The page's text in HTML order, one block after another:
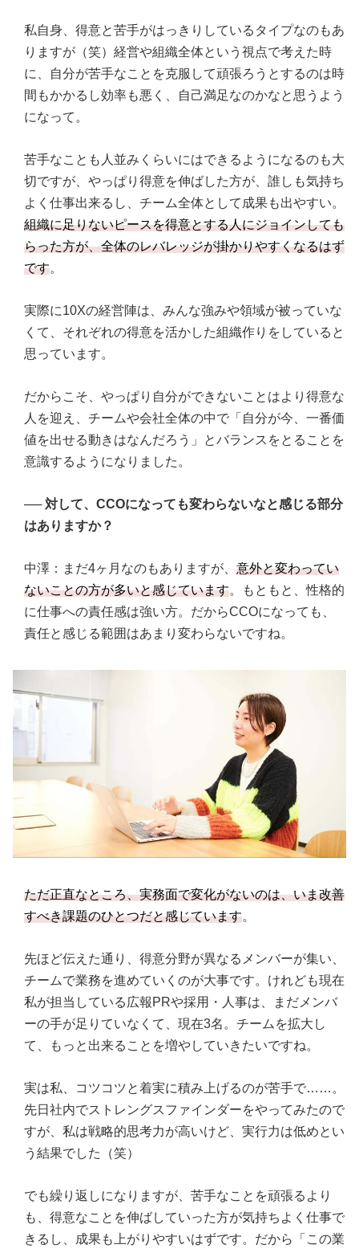
私自身、得意と苦手がはっきりしているタイプなのもあ
りますが（笑）経営や組織全体という視点で考えた時
に、自分が苦手なことを克服して頑張ろうとするのは時
間もかかるし効率も悪く、自己満足なのかなと思うよう
になって。
苦手なことも人並みくらいにはできるようになるのも大
切ですが、やっぱり得意を伸ばした方が、誰しも気持ち
よく仕事出来るし、チーム全体として成果も出やすい。
組織に足りないピースを得意とする人にジョインしても
らった方が、全体のレバレッジが掛かりやすくなるはず
です。
実際に10Xの経営陣は、みんな強みや領域が被っていな
くて、それぞれの得意を活かした組織作りをしていると
思っています。
だからこそ、やっぱり自分ができないことはより得意な
人を迎え、チームや会社全体の中で「自分が今、一番価
値を出せる動きはなんだろう」とバランスをとることを
意識するようになりました。
──対して、CCOになっても変わらないなと感じる部分
はありますか？
中澤：まだ4ヶ月なのもありますが、 意外と変わってい
ないことの方が多いと感じています。もともと、性格的
に仕事への責任感は強い方。だからCCOになっても、
責任と感じる範囲はあまり変わらないですね。
ただ正直なところ、実務面で変化がないのは、いま改善
すべき課題のひとつだと感じています。
先ほど伝えた通り、得意分野が異なるメンバーが集い、
チームで業務を進めていくのが大事です。けれども現在
私が担当している広報PRや採用・人事は、まだメンバ
ーの手が足りていなくて、現在3名。チームを拡大し
て、もっと出来ることを増やしていきたいですね。
実は私、コツコツと着実に積み上げるのが苦手で……。
先日社内でストレングスファインダーをやってみたので
すが、私は戦略的思考力が高いけど、実行力は低めとい
う結果でした（笑）
でも繰り返しになりますが、苦手なことを頑張るより
も、得意なことを伸ばしていった方が気持ちよく仕事で
きるし、成果も上がりやすいはずです。だから「この業